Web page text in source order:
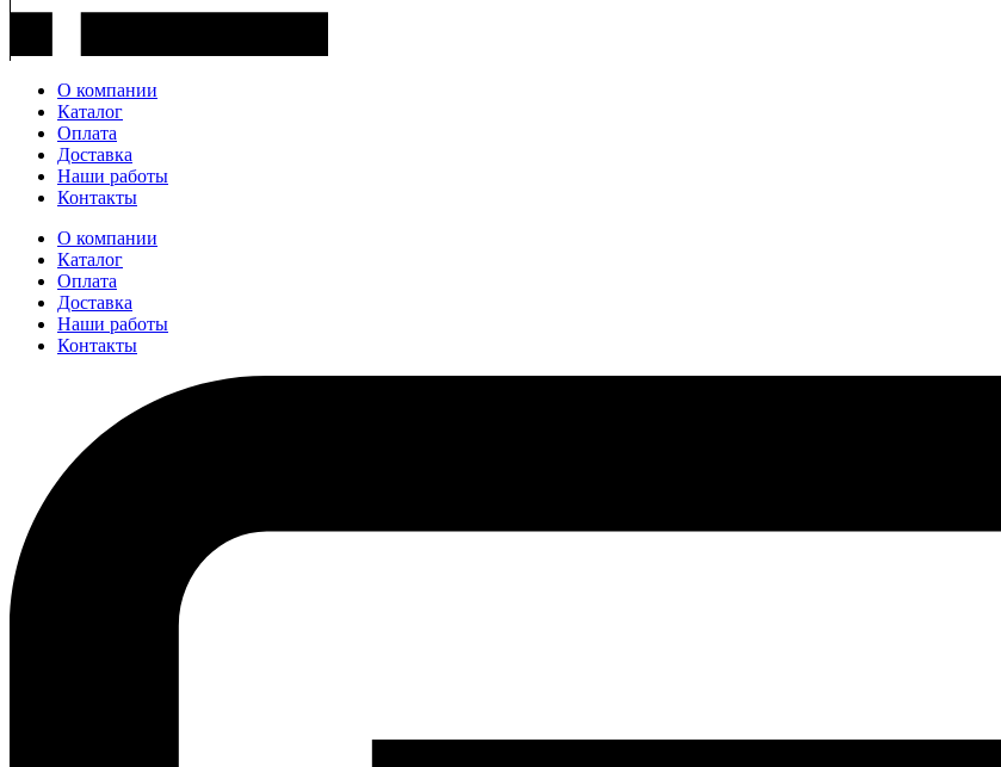
О компании
Каталог
Оплата
Доставка
Наши работы
Контакты
О компании
Каталог
Оплата
Доставка
Наши работы
Контакты